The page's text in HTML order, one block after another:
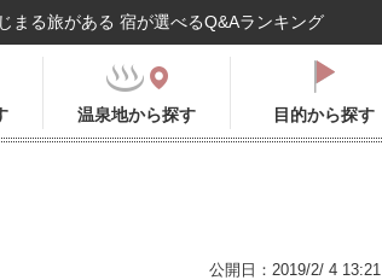
まる旅がある 宿が選べるQ&Aランキング
温泉地から探す 目的から探す
公開日：2019/2/ 4 13:21